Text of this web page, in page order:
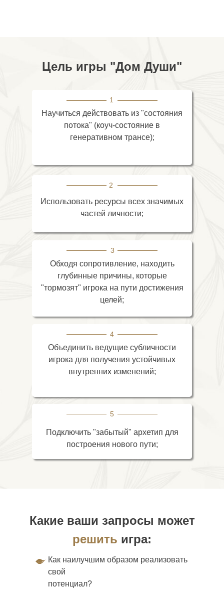
Цель игры "Дом Души"
1
Научиться действовать из "состояния
потока" (коуч-состояние в
генеративном трансе);
2
Использовать ресурсы всех значимых
частей личности;
3
Обходя сопротивление, находить
глубинные причины, которые
"тормозят" игрока на пути достижения
целей;
4
Объединить ведущие субличности
игрока для получения устойчивых
внутренних изменений;
5
Подключить "забытый" архетип для
построения нового пути;
Какие ваши запросы может
решить игра:
Как наилучшим образом реализовать
свой
потенциал?